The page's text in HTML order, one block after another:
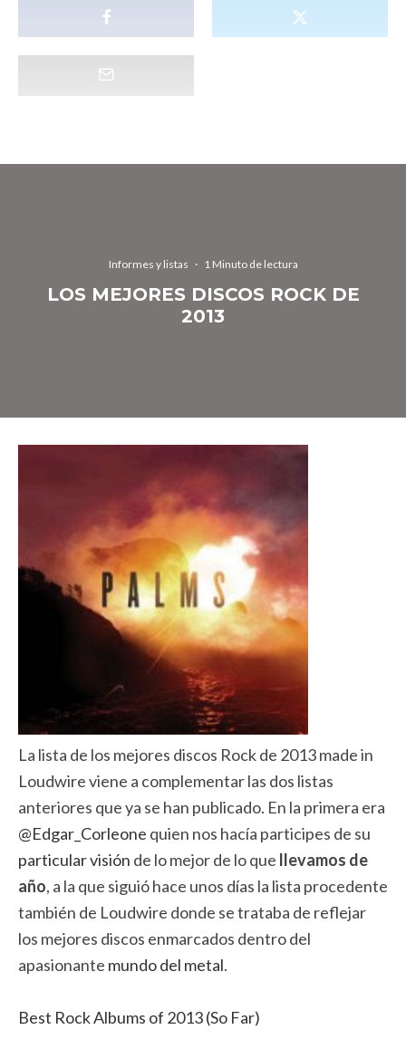
Informes y listas · 1 Minuto de lectura
LOS MEJORES DISCOS ROCK DE
2013
La lista de los mejores discos Rock de 2013 made in
Loudwire viene a complementar las dos listas
anteriores que ya se han publicado. En la primera era
@Edgar_Corleone quien nos hacía participes de su
particular visión de lo mejor de lo que llevamos de
año, a la que siguió hace unos días la lista procedente
también de Loudwire donde se trataba de reflejar
los mejores discos enmarcados dentro del
apasionante mundo del metal.
Best Rock Albums of 2013 (So Far)